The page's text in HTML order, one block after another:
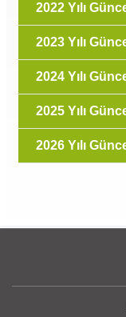
2022 Yılı
2023 Yılı
2024 Yılı
2025 Yılı
2026 Yılı